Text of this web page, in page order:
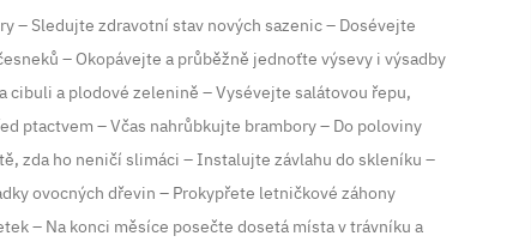
– Sledujte zdravotní stav nových sazenic – Dosévejte
– Okopávejte a průběžně jednoťte výsevy i výsadby
a plodové zelenině – Vysévejte salátovou řepu,
ptactvem – Včas nahrůbkujte brambory – Do poloviny
zda ho neničí slimáci – Instalujte závlahu do skleníku –
ovocných dřevin – Prokypřete letničkové záhony
– Na konci měsíce posečte dosetá místa v trávníku a